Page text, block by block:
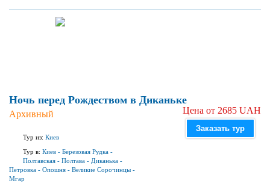
Ночь перед Рождеством в Диканьке
Архивный
Тур из: Киев
Тур в: Киев - Березовая Рудка -
Полтавская - Полтава - Диканька -
Петровка - Опошня - Великие Сорочинцы -
Мгар
Цена от 2685 UAH
Заказать тур